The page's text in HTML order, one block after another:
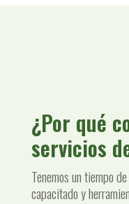
¿Por qué
servicios
Tenemos un tiempo
capacitado y